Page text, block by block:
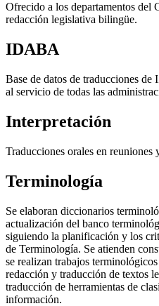
Ofrecido a los departamentos del
redacción legislativa bilingüe.
IDABA
Base de datos de traducciones
al servicio de todas las
Interpretación
Traducciones orales en reuniones
Terminología
Se elaboran diccionarios
actualización del banco
siguiendo la planificación y los
de Terminología. Se atienden
se realizan trabajos
redacción y traducción de textos
traducción de herramientas de
información.